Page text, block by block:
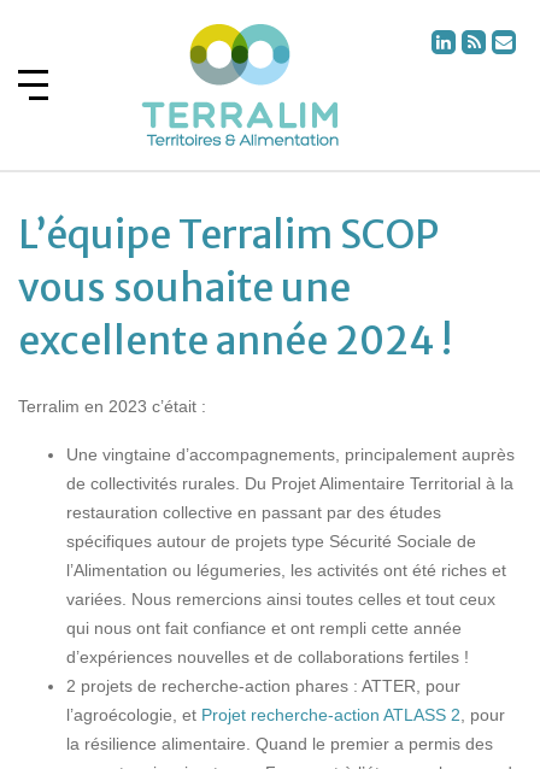
L’équipe Terralim SCOP
vous souhaite une
excellente année 2024 !
Terralim en 2023 c’était :
Une vingtaine d’accompagnements, principalement auprès
de collectivités rurales. Du Projet Alimentaire Territorial à la
restauration collective en passant par des études
spécifiques autour de projets type Sécurité Sociale de
l’Alimentation ou légumeries, les activités ont été riches et
variées. Nous remercions ainsi toutes celles et tout ceux
qui nous ont fait confiance et ont rempli cette année
d’expériences nouvelles et de collaborations fertiles !
2 projets de recherche-action phares : ATTER, pour
l’agroécologie, et Projet recherche-action ATLASS 2 , pour
la résilience alimentaire. Quand le premier a permis des